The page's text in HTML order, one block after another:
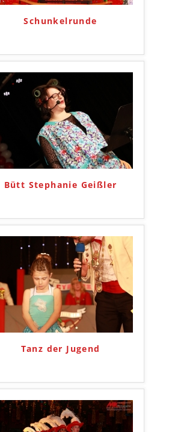
Schunkelrunde
Bütt Stephanie Geißler
Tanz der Jugend